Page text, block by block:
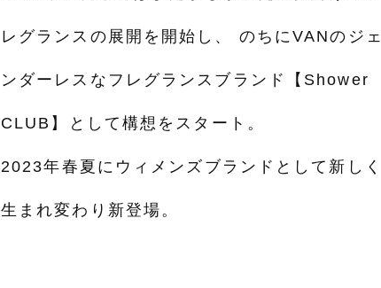
レグランスの展開を開始し、 のちにVANのジェ
ンダーレスなフレグランスブランド【Shower
CLUB】として構想をスタート。
2023年春夏にウィメンズブランドとして新しく
生まれ変わり新登場。